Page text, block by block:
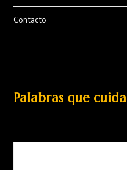
Contacto
Palabras que